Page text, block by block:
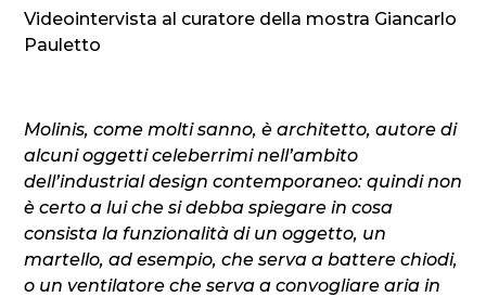
Videointervista al curatore della mostra Giancarlo
Pauletto
Molinis, come molti sanno, è architetto, autore di
alcuni oggetti celeberrimi nell’ambito
dell’industrial design contemporaneo: quindi non
è certo a lui che si debba spiegare in cosa
consista la funzionalità di un oggetto, un
martello, ad esempio, che serva a battere chiodi,
o un ventilatore che serva a convogliare aria in